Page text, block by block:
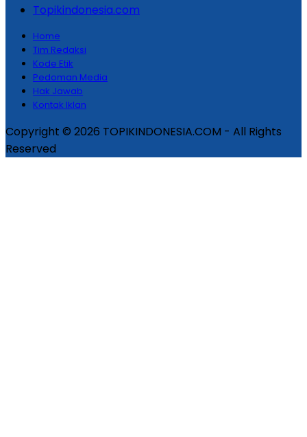
Topikindonesia.com
Home
Tim Redaksi
Kode Etik
Pedoman Media
Hak Jawab
Kontak Iklan
Copyright © 2026 TOPIKINDONESIA.COM - All Rights
Reserved